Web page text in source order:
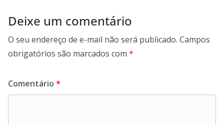
Deixe um comentário
O seu endereço de e-mail não será publicado. Campos
obrigatórios são marcados com *
Comentário *